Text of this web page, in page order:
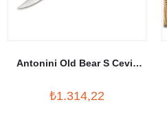
Antonini Old Bear S Ceviz
₺1.314,22